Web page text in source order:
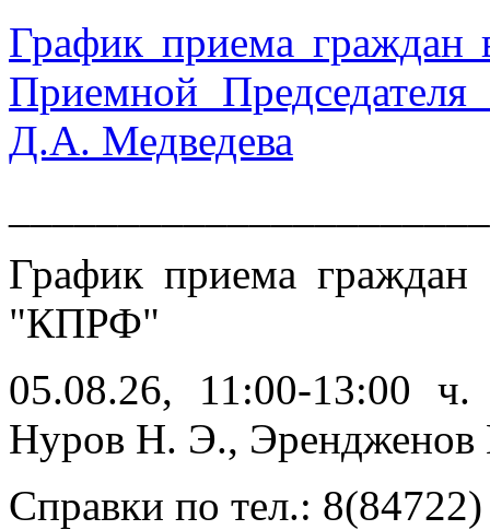
График приема граждан
Приемной
Д.А. Медведева
График приема
"КПРФ"
05.08.26, 11:00-13:00
Нуров Н. Э.,
Справки по тел.: